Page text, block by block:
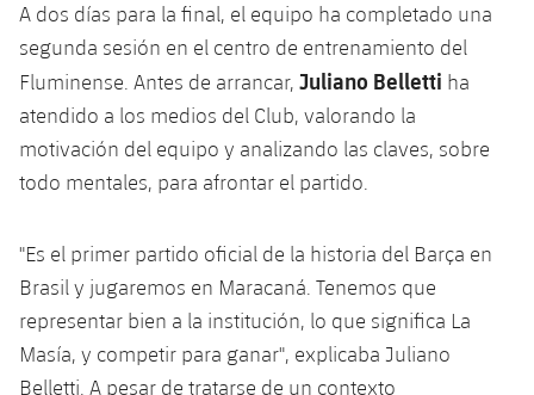
Accesibilidad
Instalaciones
A dos días para la final, el equipo ha completado una
segunda sesión en el centro de entrenamiento del
Fluminense. Antes de arrancar, Juliano Belletti ha
atendido a los medios del Club, valorando la
motivación del equipo y analizando las claves, sobre
todo mentales, para afrontar el partido.
"Es el primer partido oficial de la historia del Barça en
Brasil y jugaremos en Maracaná. Tenemos que
representar bien a la institución, lo que significa La
Masía, y competir para ganar", explicaba Juliano
Belletti. A pesar de tratarse de un contexto